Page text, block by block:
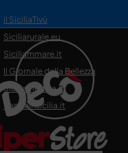
il SiciliaTivù
Siciliarurale.eu
Siciliammare.it
Il Giornale della Bellezza
Siciliamedica.it
Sanitainsicilia.it